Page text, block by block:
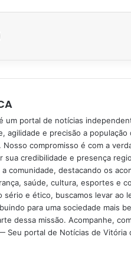
um portal de notícias
agilidade e precisão a
Nosso compromisso é com a
sua credibilidade e presença
comunidade, destacando os
saúde, cultura, esportes e
sério e ético, buscamos levar ao
para uma sociedade mais
dessa missão. Acompanhe,
Seu portal de Notícias de Vitória